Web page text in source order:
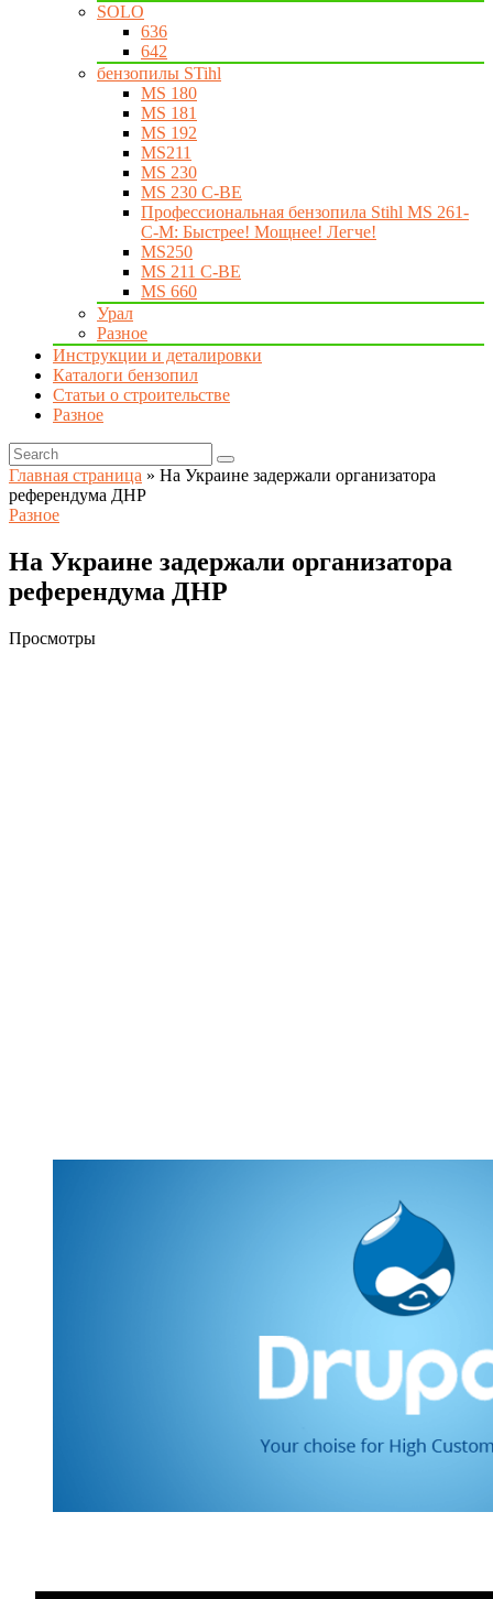
SOLO
636
642
бензопилы STihl
MS 180
MS 181
MS 192
MS211
MS 230
MS 230 C-BE
Профессиональная бензопила Stihl MS 261-
C-M: Быстрее! Мощнее! Легче!
MS250
MS 211 C-BE
MS 660
Урал
Разное
Инструкции и деталировки
Каталоги бензопил
Статьи о строительстве
Разное
Главная страница » На Украине задержали организатора
референдума ДНР
Разное
На Украине задержали организатора
референдума ДНР
Просмотры